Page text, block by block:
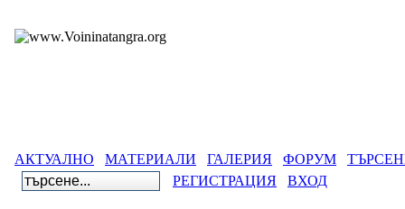
АКТУАЛНО МАТЕРИАЛИ ГАЛЕРИЯ ФОРУМ
РЕГИСТРАЦИЯ
ВХОД